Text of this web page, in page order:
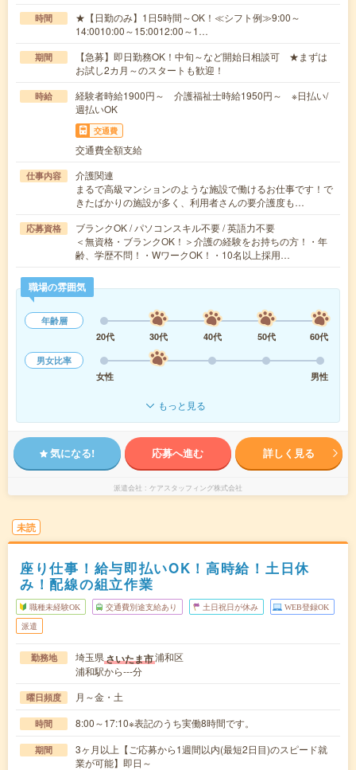
時間
★【日勤のみ】1日5時間～OK！≪シフト例≫9:00～
14:0010:00～15:0012:00～1…
期間
【急募】即日勤務OK！中旬～など開始日相談可 ★まずは
お試し2カ月～のスタートも歓迎！
時給
経験者時給1900円～ 介護福祉士時給1950円～ ※日払い/
週払いOK
交通費
交通費全額支給
仕事内容
介護関連
まるで高級マンションのような施設で働けるお仕事です！で
きたばかりの施設が多く、利用者さんの要介護度も…
応募資格
ブランクOK / パソコンスキル不要 / 英語力不要
＜無資格・ブランクOK！＞介護の経験をお持ちの方！・年
齢、学歴不問！・WワークOK！・10名以上採用…
職場の雰囲気
年齢層
20代
30代 40代 50代
60代
男女比率
女性
男性
もっと見る
気になる! 応募へ進む 詳しく見る
派遣会社 ケアスタッフィング株式会社
未読
座り仕事！給与即払いOK！高時給！土日休
み！配線の組立作業
職種未経験OK 交通費別途支給あり 土日祝日が休み WEB登録OK
派遣
勤務地 埼玉県さいたま市浦和区
浦和駅から---分
曜日頻度 月～金・土
時間 8:00～17:10※表記のうち実働8時間です。
期間
3ヶ月以上【ご応募から1週間以内(最短2日目)のスピード就
業が可能】即日～